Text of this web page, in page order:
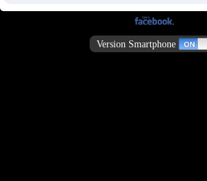
Version Smartphone